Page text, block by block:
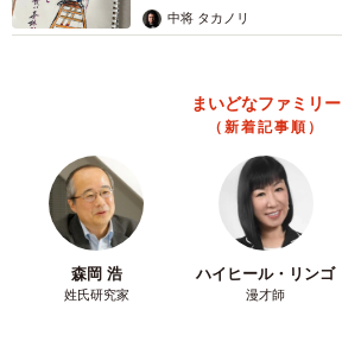
中将 タカノリ
まいどなファミリー
（新着記事順）
森岡 浩
姓氏研究家
ハイヒール・リンゴ
漫才師